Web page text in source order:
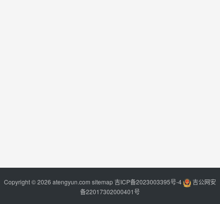
Copyright © 2026 atengyun.com sitemap吉ICP备2023003395号-4
吉公网安
备22017302000401号